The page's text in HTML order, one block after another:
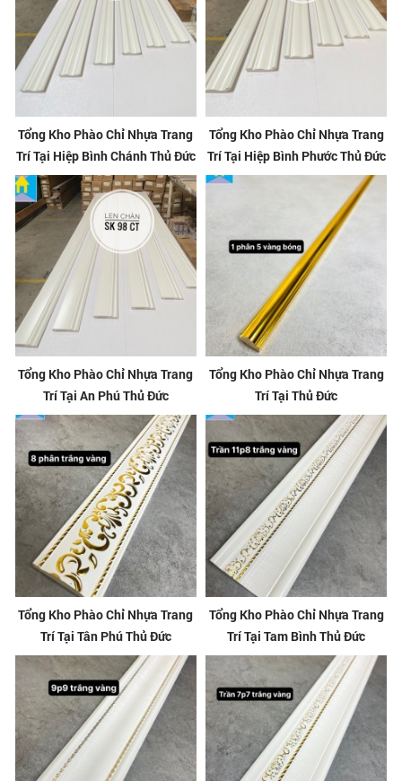
Tổng Kho Phào Chỉ Nhựa Trang
Trí Tại Hiệp Bình Chánh Thủ Đức
Tổng Kho Phào Chỉ Nhựa Trang
Trí Tại Hiệp Bình Phước Thủ Đức
Tổng Kho Phào Chỉ Nhựa Trang
Trí Tại An Phú Thủ Đức
Tổng Kho Phào Chỉ Nhựa Trang
Trí Tại Thủ Đức
Tổng Kho Phào Chỉ Nhựa Trang
Trí Tại Tân Phú Thủ Đức
Tổng Kho Phào Chỉ Nhựa Trang
Trí Tại Tam Bình Thủ Đức